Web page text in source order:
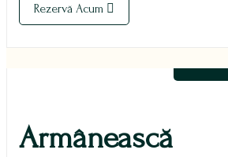
Rezervă Acum
Armânească